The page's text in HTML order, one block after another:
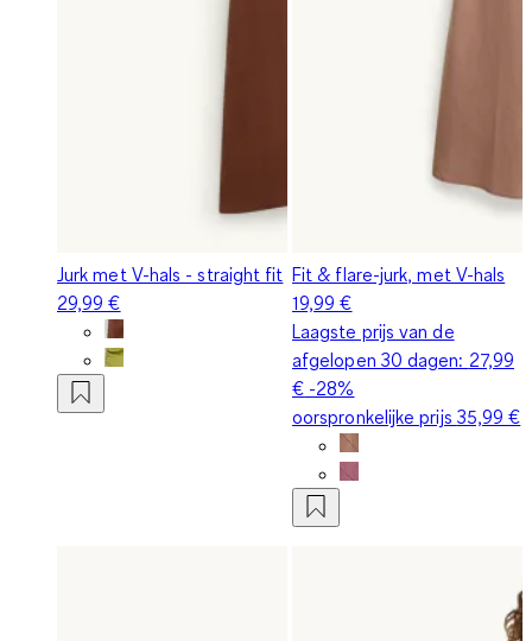
Jurk met V-hals - straight fit
29,99 €
Fit & flare-jurk, met V-hals
19,99 €
Laagste prijs van de
afgelopen 30 dagen: 27,99
€ -28%
oorspronkelijke prijs 35,99 €